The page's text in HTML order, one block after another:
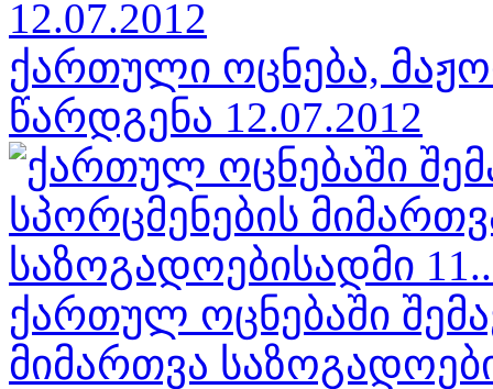
ქართული ოცნება,
წარდგენა 12.07.2012
ქართულ ოცნებაში
მიმართვა